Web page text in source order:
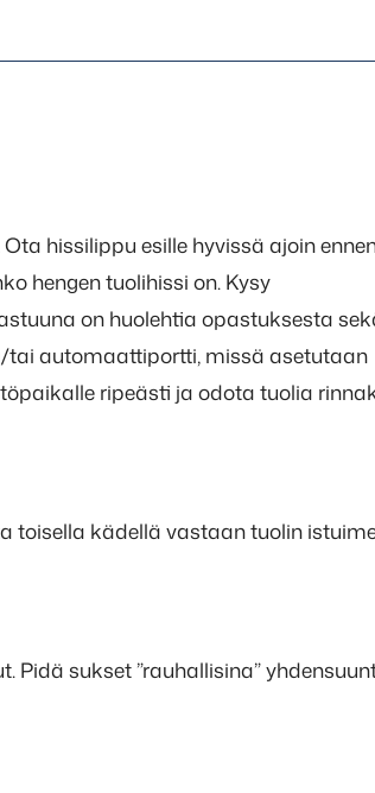
hissilippu esille hyvissä ajoin
hengen tuolihissi on. Kysy
on huolehtia opastuksesta
tai automaattiportti, missä asetutaan
ripeästi ja odota tuolia
toisella kädellä vastaan tuolin
sukset ”rauhallisina”